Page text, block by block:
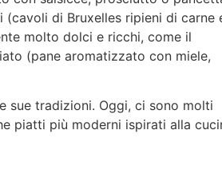
di Bruxelles ripieni di carne
molto dolci e ricchi, come il
(pane aromatizzato con miele,
sue tradizioni. Oggi, ci sono molti
piatti più moderni ispirati alla